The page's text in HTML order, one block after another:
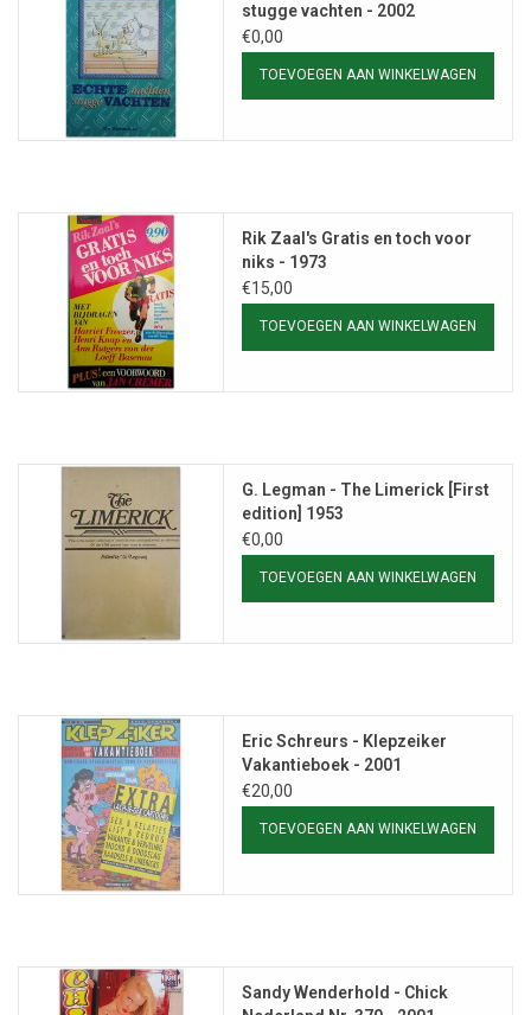
stugge vachten - 2002
€0,00
TOEVOEGEN AAN WINKELWAGEN
Rik Zaal's Gratis en toch voor
niks - 1973
€15,00
TOEVOEGEN AAN WINKELWAGEN
G. Legman - The Limerick [First
edition] 1953
€0,00
TOEVOEGEN AAN WINKELWAGEN
Eric Schreurs - Klepzeiker
Vakantieboek - 2001
€20,00
TOEVOEGEN AAN WINKELWAGEN
Sandy Wenderhold - Chick